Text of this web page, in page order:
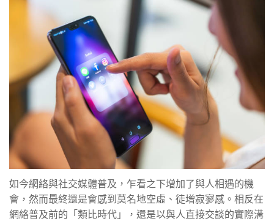
如今網絡與社交媒體普及，乍看之下增加了與人相遇的機
會，然而最終還是會感到莫名地空虛、徒增寂寥感。相反在
網絡普及前的「類比時代」，還是以與人直接交談的實際溝